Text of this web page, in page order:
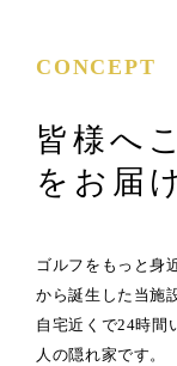
CONCEPT
皆様へ
をお届
ゴルフをもっと身
から誕生した当施
自宅近くで24時間
人の隠れ家です。